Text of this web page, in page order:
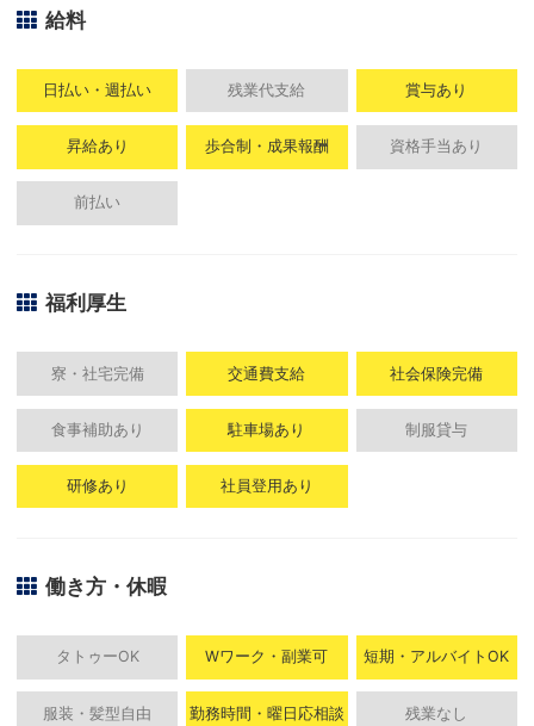
給料
日払い・週払い 残業代支給 賞与あり
昇給あり 歩合制・成果報酬 資格手当あり
前払い
福利厚生
寮・社宅完備 交通費支給 社会保険完備
食事補助あり 駐車場あり 制服貸与
研修あり 社員登用あり
働き方・休暇
タトゥーOK Wワーク・副業可 短期・アルバイトOK
服装・髪型自由 勤務時間・曜日応相談 残業なし